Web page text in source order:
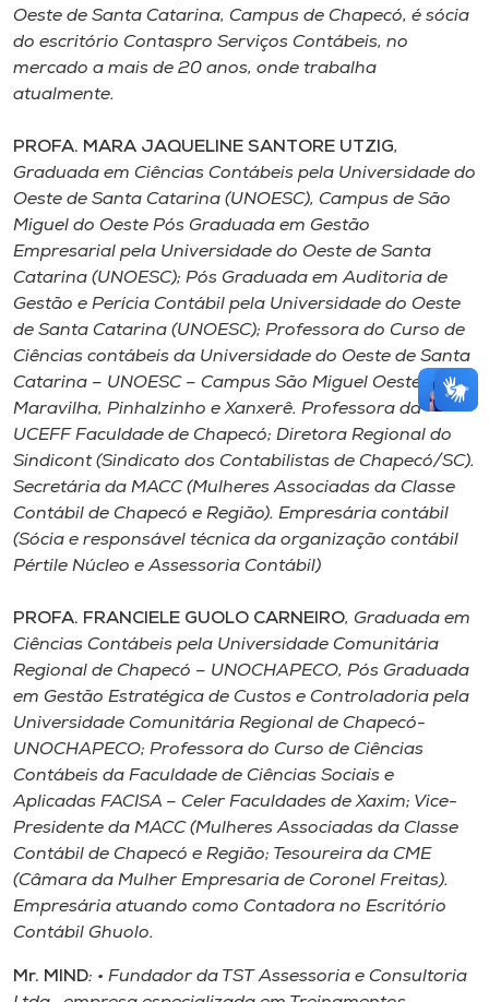
Oeste de Santa Catarina, Campus de Chapecó, é sócia
do escritório Contaspro Serviços Contábeis, no
mercado a mais de 20 anos, onde trabalha
atualmente.
PROFA. MARA JAQUELINE SANTORE UTZIG,
Graduada em Ciências Contábeis pela Universidade do
Oeste de Santa Catarina (UNOESC), Campus de São
Miguel do Oeste Pós Graduada em Gestão
Empresarial pela Universidade do Oeste de Santa
Catarina (UNOESC); Pós Graduada em Auditoria de
Gestão e Perícia Contábil pela Universidade do Oeste
de Santa Catarina (UNOESC); Professora do Curso de
Ciências contábeis da Universidade do Oeste de Santa
Catarina – UNOESC – Campus São Miguel Oeste,
Maravilha, Pinhalzinho e Xanxerê. Professora da
UCEFF Faculdade de Chapecó; Diretora Regional do
Sindicont (Sindicato dos Contabilistas de Chapecó/SC).
Secretária da MACC (Mulheres Associadas da Classe
Contábil de Chapecó e Região). Empresária contábil
(Sócia e responsável técnica da organização contábil
Pértile Núcleo e Assessoria Contábil)
PROFA. FRANCIELE GUOLO CARNEIRO, Graduada em
Ciências Contábeis pela Universidade Comunitária
Regional de Chapecó – UNOCHAPECO, Pós Graduada
em Gestão Estratégica de Custos e Controladoria pela
Universidade Comunitária Regional de Chapecó-
UNOCHAPECO; Professora do Curso de Ciências
Contábeis da Faculdade de Ciências Sociais e
Aplicadas FACISA – Celer Faculdades de Xaxim; Vice-
Presidente da MACC (Mulheres Associadas da Classe
Contábil de Chapecó e Região; Tesoureira da CME
(Câmara da Mulher Empresaria de Coronel Freitas).
Empresária atuando como Contadora no Escritório
Contábil Ghuolo.
Mr. MIND: • Fundador da TST Assessoria e Consultoria